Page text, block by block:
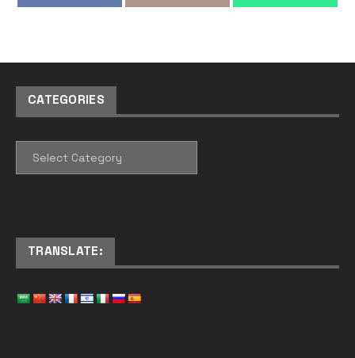
CATEGORIES
TRANSLATE: